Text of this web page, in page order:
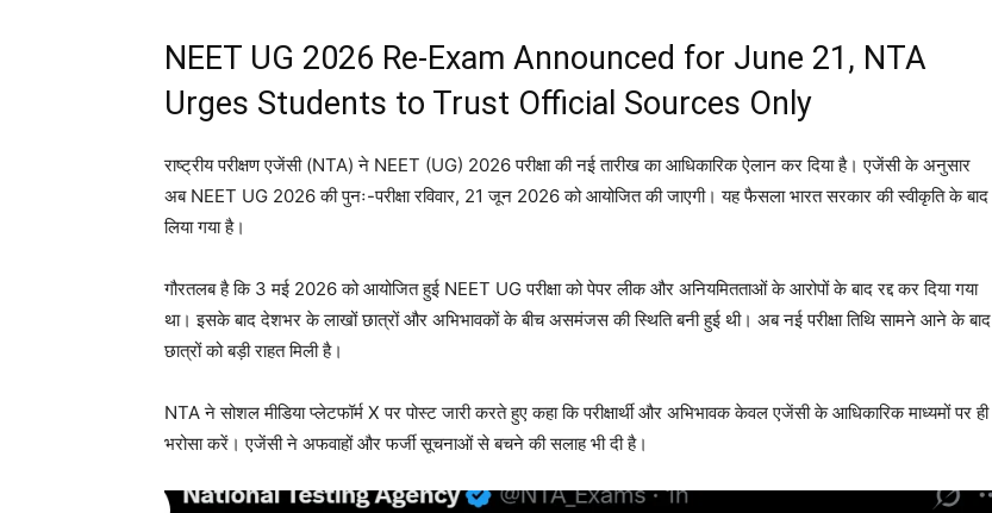
NEET UG 2026 Re-Exam Announced for June 21, NTA
Urges Students to Trust Official Sources Only
राष्ट्रीय परीक्षण एजेंसी (NTA) ने NEET (UG) 2026 परीक्षा की नई तारीख का आधिकारिक ऐलान कर दिया है। एजेंसी के अनुसार
अब NEET UG 2026 की पुनः-परीक्षा रविवार, 21 जून 2026 को आयोजित की जाएगी। यह फैसला भारत सरकार की स्वीकृति के बाद
लिया गया है।
गौरतलब है कि 3 मई 2026 को आयोजित हुई NEET UG परीक्षा को पेपर लीक और अनियमितताओं के आरोपों के बाद रद्द कर दिया गया
था। इसके बाद देशभर के लाखों छात्रों और अभिभावकों के बीच असमंजस की स्थिति बनी हुई थी। अब नई परीक्षा तिथि सामने आने के बाद
छात्रों को बड़ी राहत मिली है।
NTA ने सोशल मीडिया प्लेटफॉर्म X पर पोस्ट जारी करते हुए कहा कि परीक्षार्थी और अभिभावक केवल एजेंसी के आधिकारिक माध्यमों पर ही
भरोसा करें। एजेंसी ने अफवाहों और फर्जी सूचनाओं से बचने की सलाह भी दी है।